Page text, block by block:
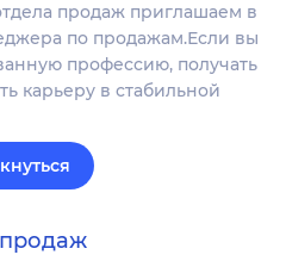
продаж приглашаем в
по продажам.Если вы
профессию, получать
карьеру в стабильной